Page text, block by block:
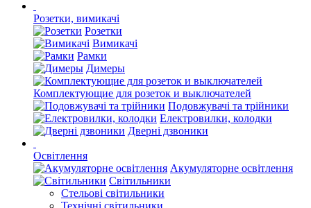
Розетки, вимикачі
Розетки
Вимикачі
Рамки
Димеры
Комплектующие для розеток и выключателей
Подовжувачі та трійники
Електровилки, колодки
Дверні дзвоники
Освітлення
Акумуляторне освітлення
Світильники
Стельові світильники
Технічні світильники